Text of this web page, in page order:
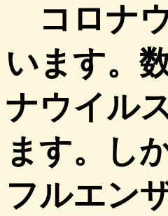
コロナ
います。
ナウイル
ます。し
フルエン